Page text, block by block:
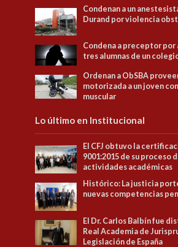
Condenan a un
Durand por violencia
Condena a preceptor por
tres alumnas de un
Ordenan a ObSBA
motorizada a un joven
muscular
Lo último en Institucional
El CFJ obtuvo la
9001:2015 de su proceso
actividades académicas
Histórico: La justicia
nuevas competencias
El Dr. Carlos Balbín fue
Real Academia de
Legislación de España